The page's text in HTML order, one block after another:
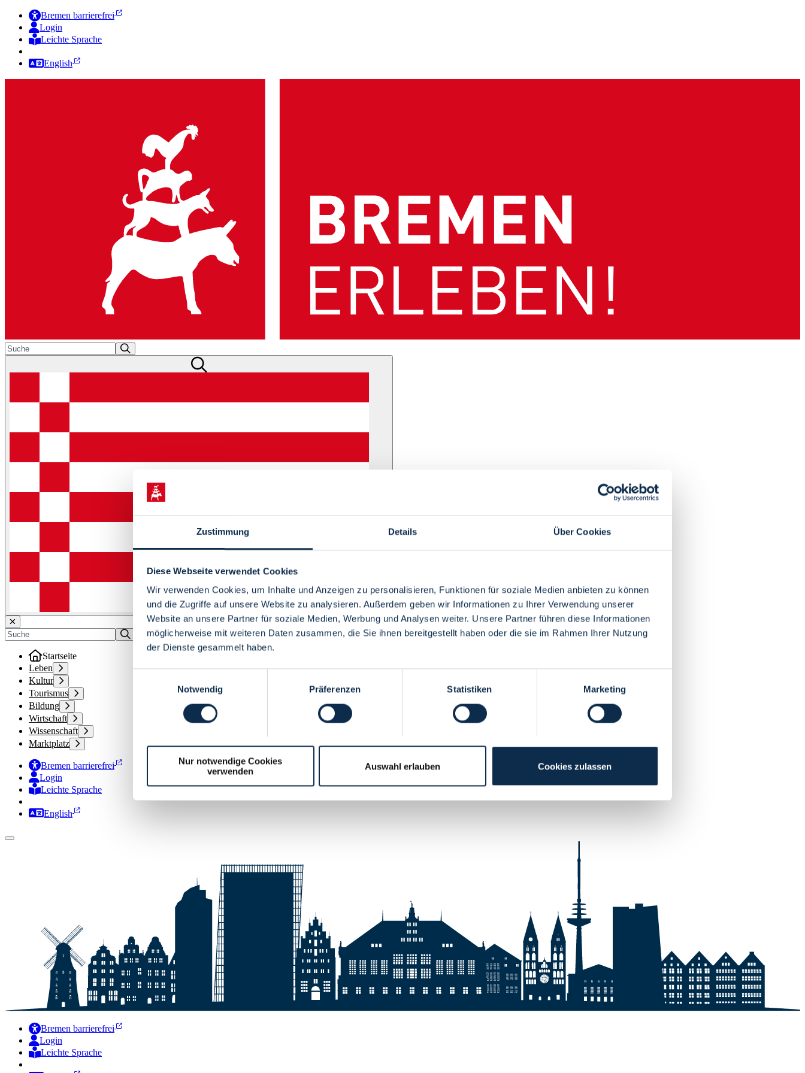
Zustimmung Details Über Cookies
Diese Webseite verwendet Cookies
Wir verwenden Cookies, um Inhalte und Anzeigen zu personalisieren, Funktionen für soziale Medien anbieten zu können
und die Zugriffe auf unsere Website zu analysieren. Außerdem geben wir Informationen zu Ihrer Verwendung unserer
Website an unsere Partner für soziale Medien, Werbung und Analysen weiter. Unsere Partner führen diese Informationen
möglicherweise mit weiteren Daten zusammen, die Sie ihnen bereitgestellt haben oder die sie im Rahmen Ihrer Nutzung
der Dienste gesammelt haben.
Notwendig
Präferenzen Statistiken Marketing
Nur notwendige Cookies
verwenden
Auswahl erlauben Cookies zulassen
Bremen barrierefrei
Login
Leichte Sprache
English
Menü
Startseite
Leben
Kultur
Tourismus
Bildung
Wirtschaft
Wissenschaft
Marktplatz
Bremen barrierefrei
Login
Leichte Sprache
Zur Deutschen Gebärdensprache
English
Bremen barrierefrei
Login
Leichte Sprache